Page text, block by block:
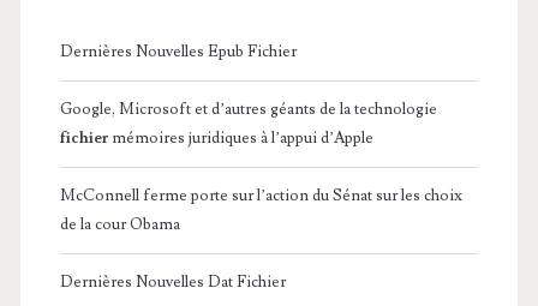
Dernières Nouvelles Epub Fichier
Google, Microsoft et d’autres géants de la technologie
fichier mémoires juridiques à l’appui d’Apple
McConnell ferme porte sur l’action du Sénat sur les choix
de la cour Obama
Dernières Nouvelles Dat Fichier